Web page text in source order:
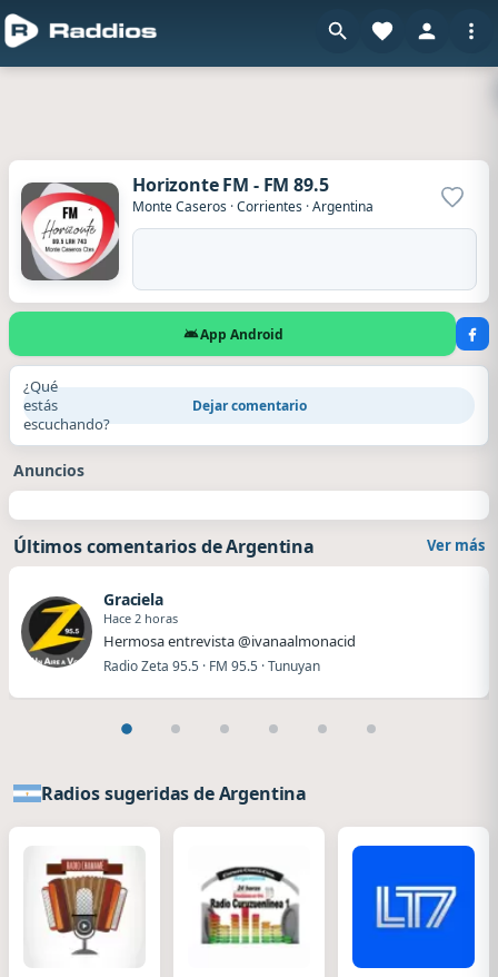
Horizonte FM - FM 89.5
Monte Caseros ·Corrientes ·Argentina
App Android
¿Qué
estás
escuchando?
Dejar comentario
Anuncios
Últimos comentarios de Argentina Ver más
Graciela
Hace 2 horas
Hermosa entrevista @ivanaalmonacid
Radio Zeta 95.5 · FM 95.5 · Tunuyan
Radios sugeridas de Argentina